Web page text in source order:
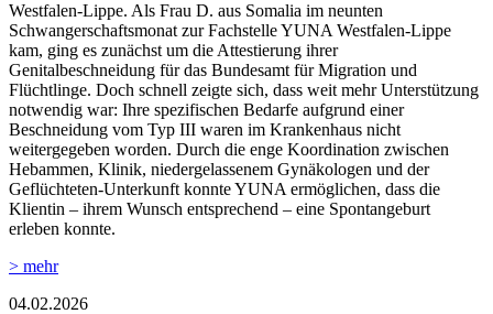
Westfalen-Lippe. Als Frau D. aus Somalia im neunten
Schwangerschaftsmonat zur Fachstelle YUNA Westfalen-Lippe
kam, ging es zunächst um die Attestierung ihrer
Genitalbeschneidung für das Bundesamt für Migration und
Flüchtlinge. Doch schnell zeigte sich, dass weit mehr Unterstützung
notwendig war: Ihre spezifischen Bedarfe aufgrund einer
Beschneidung vom Typ III waren im Krankenhaus nicht
weitergegeben worden. Durch die enge Koordination zwischen
Hebammen, Klinik, niedergelassenem Gynäkologen und der
Geflüchteten-Unterkunft konnte YUNA ermöglichen, dass die
Klientin – ihrem Wunsch entsprechend – eine Spontangeburt
erleben konnte.
> mehr
04.02.2026